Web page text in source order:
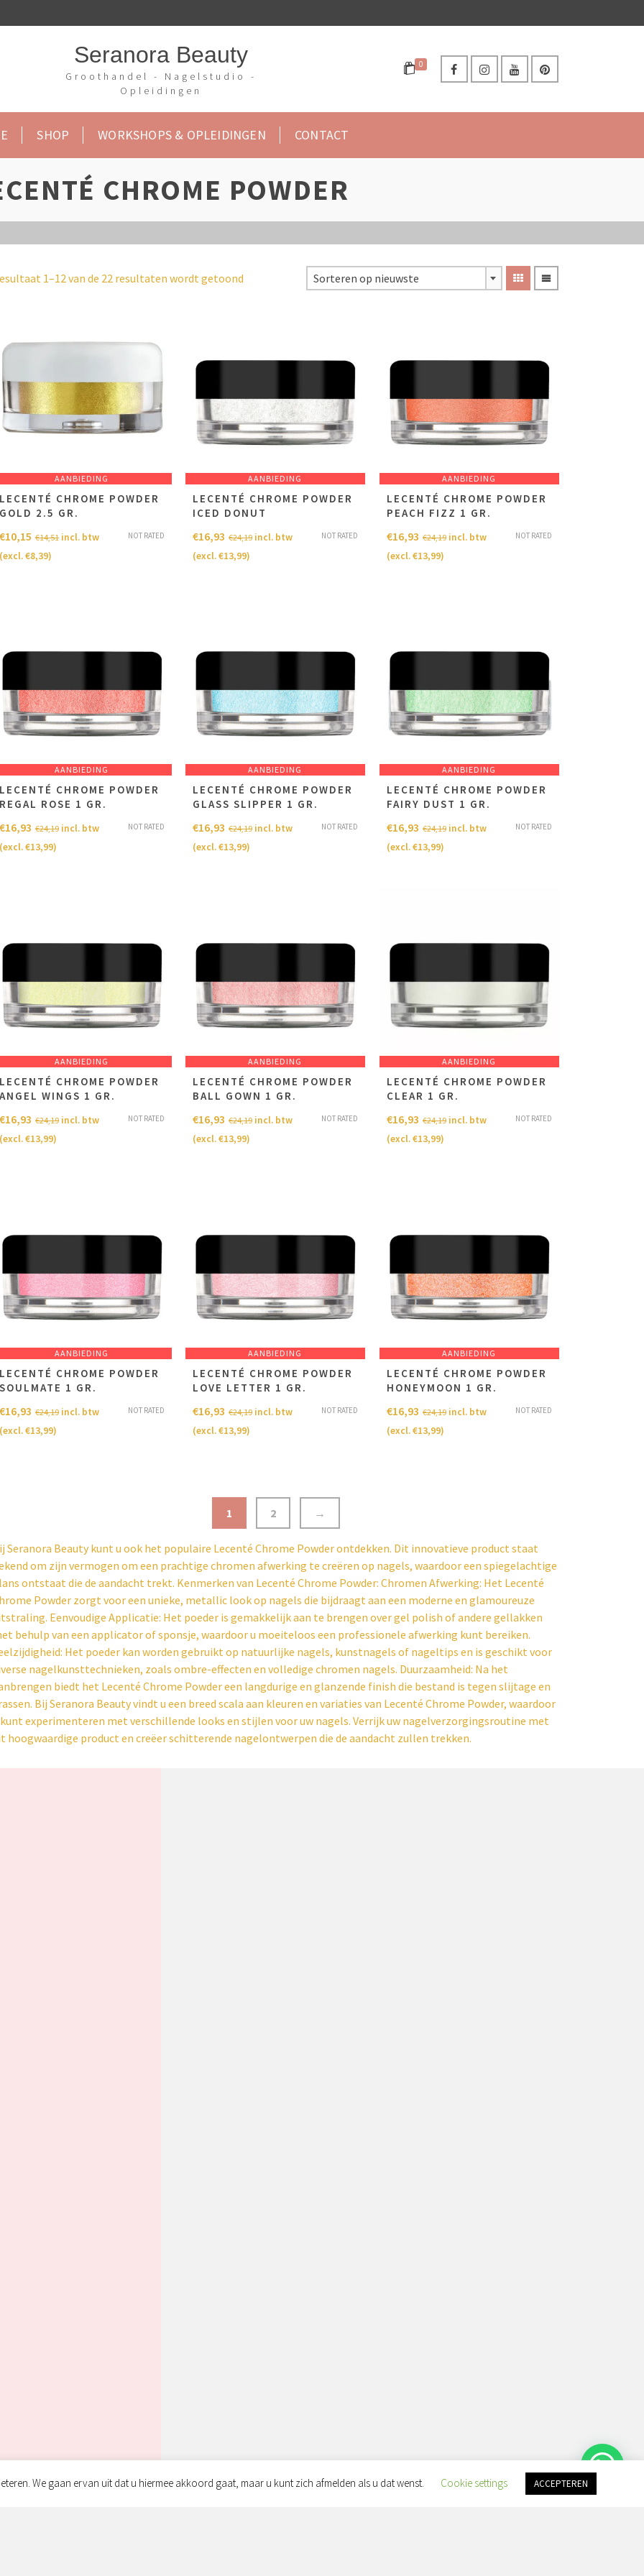
Seranora Beauty
Groothandel - Nagelstudio -
Opleidingen
0
SHOP WORKSHOPS & OPLEIDINGEN CONTACT
CHROME POWDER
1–12 van de 22 resultaten wordt getoond Sorteren op nieuwste
AANBIEDING
LECENTÉ CHROME POWDER
GOLD 2.5 GR.
NOT RATED
€14,51
€10,15
incl. btw
(excl.€8,39)
AANBIEDING
LECENTÉ CHROME POWDER
ICED DONUT
NOT RATED
€24,19
€16,93
incl. btw
(excl.€13,99)
AANBIEDING
LECENTÉ CHROME POWDER
PEACH FIZZ 1 GR.
NOT RATED
€24,19
€16,93
incl. btw
(excl.€13,99)
AANBIEDING
LECENTÉ CHROME POWDER
REGAL ROSE 1 GR.
NOT RATED
€24,19
€16,93
incl. btw
(excl.€13,99)
AANBIEDING
LECENTÉ CHROME POWDER
GLASS SLIPPER 1 GR.
NOT RATED
€24,19
€16,93
incl. btw
(excl.€13,99)
AANBIEDING
LECENTÉ CHROME POWDER
FAIRY DUST 1 GR.
NOT RATED
€24,19
€16,93
incl. btw
(excl.€13,99)
AANBIEDING
LECENTÉ CHROME POWDER
ANGEL WINGS 1 GR.
NOT RATED
€24,19
€16,93
incl. btw
(excl.€13,99)
AANBIEDING
LECENTÉ CHROME POWDER
BALL GOWN 1 GR.
NOT RATED
€24,19
€16,93
incl. btw
(excl.€13,99)
AANBIEDING
LECENTÉ CHROME POWDER
CLEAR 1 GR.
NOT RATED
€24,19
€16,93
incl. btw
(excl.€13,99)
AANBIEDING
LECENTÉ CHROME POWDER
SOULMATE 1 GR.
NOT RATED
€24,19
€16,93
incl. btw
(excl.€13,99)
AANBIEDING
LECENTÉ CHROME POWDER
LOVE LETTER 1 GR.
NOT RATED
€24,19
€16,93
incl. btw
(excl.€13,99)
AANBIEDING
LECENTÉ CHROME POWDER
HONEYMOON 1 GR.
NOT RATED
€24,19
€16,93
incl. btw
(excl.€13,99)
1 2 →
Seranora Beauty kunt u ook het populaire Lecenté Chrome Powder ontdekken. Dit innovatieve product staat
om zijn vermogen om een prachtige chromen afwerking te creëren op nagels, waardoor een spiegelachtige
ontstaat die de aandacht trekt. Kenmerken van Lecenté Chrome Powder: Chromen Afwerking: Het Lecenté
Powder zorgt voor een unieke, metallic look op nagels die bijdraagt aan een moderne en glamoureuze
Eenvoudige Applicatie: Het poeder is gemakkelijk aan te brengen over gel polish of andere gellakken
behulp van een applicator of sponsje, waardoor u moeiteloos een professionele afwerking kunt bereiken.
Het poeder kan worden gebruikt op natuurlijke nagels, kunstnagels of nageltips en is geschikt voor
nagelkunsttechnieken, zoals ombre-effecten en volledige chromen nagels. Duurzaamheid: Na het
biedt het Lecenté Chrome Powder een langdurige en glanzende finish die bestand is tegen slijtage en
Bij Seranora Beauty vindt u een breed scala aan kleuren en variaties van Lecenté Chrome Powder, waardoor
experimenteren met verschillende looks en stijlen voor uw nagels. Verrijk uw nagelverzorgingsroutine met
hoogwaardige product en creëer schitterende nagelontwerpen die de aandacht zullen trekken.
We gaan ervan uit dat u hiermee akkoord gaat, maar u kunt zich afmelden als u dat wenst. Cookie settings ACCEPTEREN